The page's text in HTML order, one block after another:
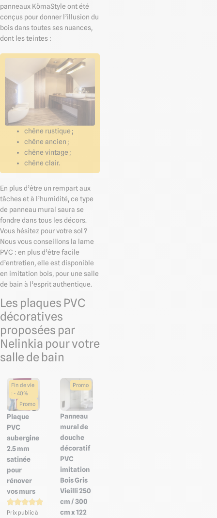
panneaux KömaStyle ont été
conçus pour donner l’illusion du
bois dans toutes ses nuances,
dont les teintes :
chêne rustique ;
chêne ancien ;
chêne vintage ;
chêne clair.
En plus d’être un rempart aux
tâches et à l’humidité, ce type
de panneau mural saura se
fondre dans tous les décors.
Vous hésitez pour votre sol ?
Nous vous conseillons la lame
PVC : en plus d’être facile
d’entretien, elle est disponible
en imitation bois, pour une salle
de bain à l’esprit authentique.
Les plaques PVC
décoratives
proposées par
Nelinkia pour votre
salle de bain
Fin de vie
: - 40%
Promo
Plaque
PVC
aubergine
2.5 mm
satinée
pour
rénover
vos murs
Prix public à
Promo
Panneau
mural de
douche
décoratif
PVC
imitation
Bois Gris
Vieilli 250
cm / 300
cm x 122